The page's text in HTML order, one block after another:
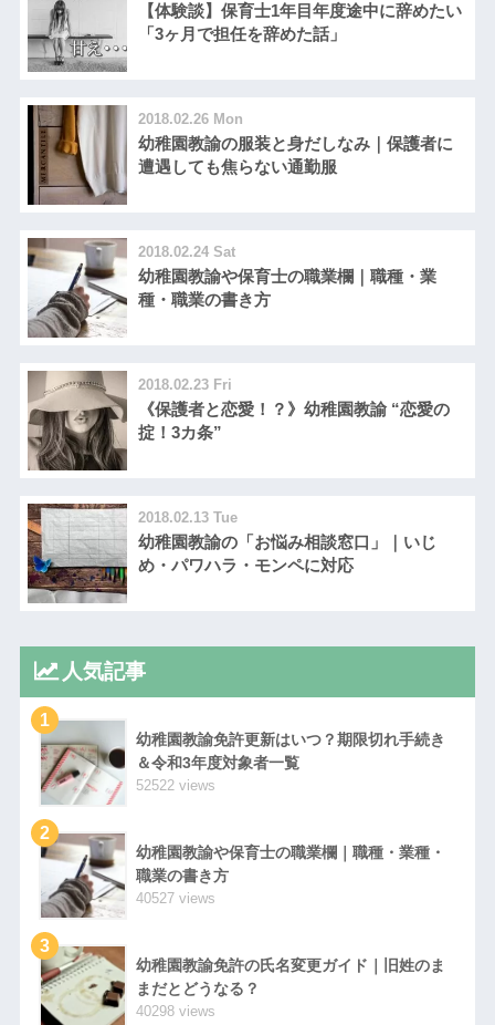
【体験談】保育士1年目年度途中に辞めたい
「3ヶ月で担任を辞めた話」
2018.02.26 Mon
幼稚園教諭の服装と身だしなみ｜保護者に
遭遇しても焦らない通勤服
2018.02.24 Sat
幼稚園教諭や保育士の職業欄｜職種・業
種・職業の書き方
2018.02.23 Fri
《保護者と恋愛！？》幼稚園教諭 “恋愛の
掟！3カ条”
2018.02.13 Tue
幼稚園教諭の「お悩み相談窓口」｜いじ
め・パワハラ・モンペに対応
人気記事
1
幼稚園教諭免許更新はいつ？期限切れ手続き
＆令和3年度対象者一覧
52522 views
2
幼稚園教諭や保育士の職業欄｜職種・業種・
職業の書き方
40527 views
3
幼稚園教諭免許の氏名変更ガイド｜旧姓のま
まだとどうなる？
40298 views